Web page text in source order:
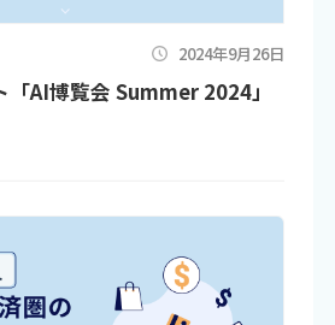
2024年9月26日
AI博覧会 Summer 2024」